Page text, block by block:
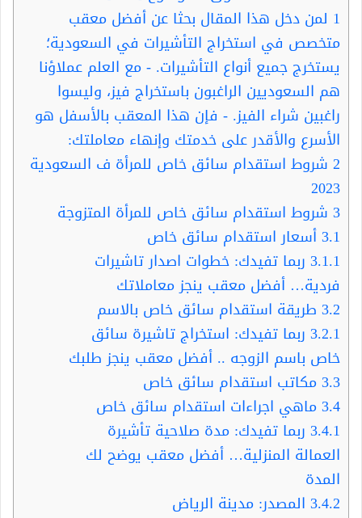
1 لمن دخل هذا المقال بحثا عن أفضل معقب
متخصص في استخراج التأشيرات في السعودية؛
يستخرج جميع أنواع التأشيرات. - مع العلم عملاؤنا
هم السعوديين الراغبون باستخراج فيز، وليسوا
راغبين شراء الفيز. - فإن هذا المعقب بالأسفل هو
الأسرع والأقدر على خدمتك وإنهاء معاملتك:
2 شروط استقدام سائق خاص للمرأة ف السعودية
2023
3 شروط استقدام سائق خاص للمرأة المتزوجة
3.1أسعار استقدام سائق خاص
3.1.1 ربما تفيدك: خطوات اصدار تاشيرات
فردية… أفضل معقب ينجز معاملاتك
3.2 طريقة استقدام سائق خاص بالاسم
3.2.1 ربما تفيدك: استخراج تاشيرة سائق
خاص باسم الزوجه .. أفضل معقب ينجز طلبك
3.3مكاتب استقدام سائق خاص
3.4ماهي اجراءات استقدام سائق خاص
3.4.1 ربما تفيدك: مدة صلاحية تأشيرة
العمالة المنزلية… أفضل معقب يوضح لك
المدة
3.4.2 المصدر: مدينة الرياض